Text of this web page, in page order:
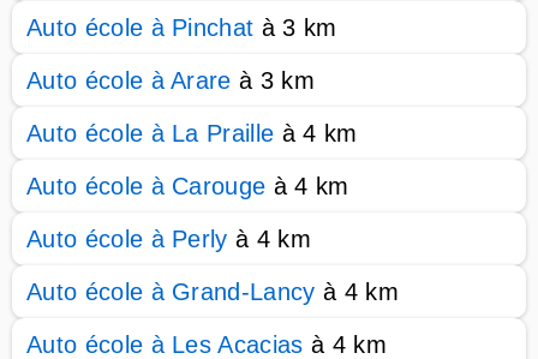
Auto école à Pinchat à 3 km
Auto école à Arare à 3 km
Auto école à La Praille à 4 km
Auto école à Carouge à 4 km
Auto école à Perly à 4 km
Auto école à Grand-Lancy à 4 km
Auto école à Les Acacias à 4 km